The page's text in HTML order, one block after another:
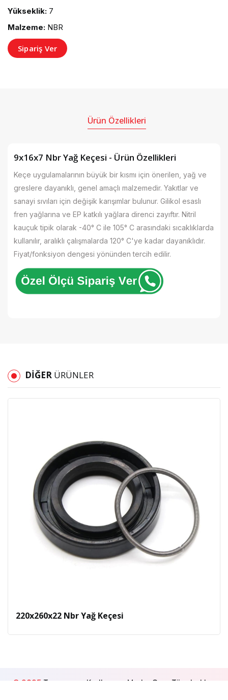
Yükseklik: 7
Malzeme: NBR
Sipariş Ver
Ürün Özellikleri
9x16x7 Nbr Yağ Keçesi - Ürün Özellikleri
Keçe uygulamalarının büyük bir kısmı için önerilen, yağ ve
greslere dayanıklı, genel amaçlı malzemedir. Yakıtlar ve
sanayi sıvıları için değişik karışımlar bulunur. Gilikol esaslı
fren yağlarına ve EP katkılı yağlara direnci zayıftır. Nitril
kauçuk tipik olarak -40° C ile 105° C arasındaki sıcaklıklarda
kullanılır, aralıklı çalışmalarda 120° C'ye kadar dayanıklıdır.
Fiyat/fonksiyon dengesi yönünden tercih edilir.
DIĞER ÜRÜNLER
220x260x22 Nbr Yağ Keçesi
© 2025 Tasarım ve Kodlama - MedyaGon
. Tüm hakları